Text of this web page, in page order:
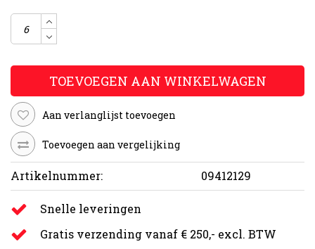
TOEVOEGEN AAN WINKELWAGEN
Aan verlanglijst toevoegen
Toevoegen aan vergelijking
Artikelnummer: 09412129
Snelle leveringen
Gratis verzending vanaf € 250,- excl. BTW